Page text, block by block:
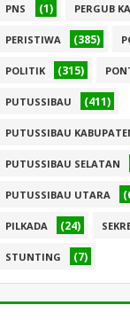
PNS (1) PERGUB
PERISTIWA (385)
POLITIK (315)
PUTUSSIBAU (411)
PUTUSSIBAU
PUTUSSIBAU SELATAN
PUTUSSIBAU UTARA
PILKADA (24)
STUNTING (7)